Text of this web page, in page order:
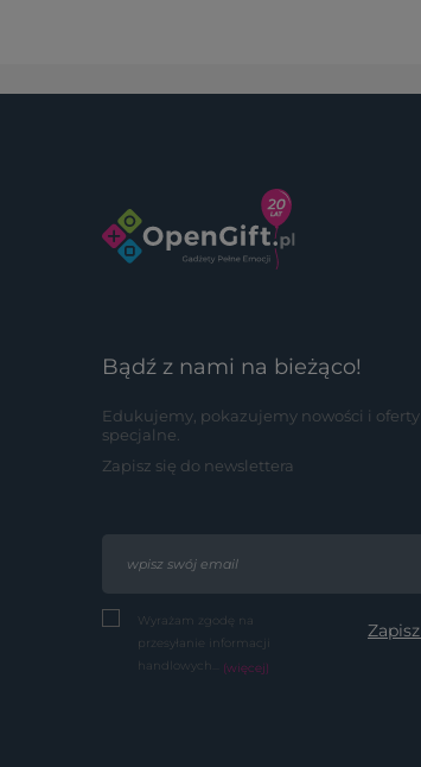
Bądź z nami na bieżąco!
Edukujemy, pokazujemy nowości i oferty
specjalne.
Zapisz się do newslettera
Wyrażam zgodę na
przesyłanie informacji
handlowych... (więcej)